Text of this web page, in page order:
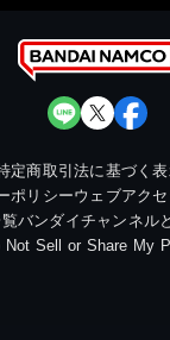
定商取引法に基づく
ポリシーウェブアク
バンダイチャンネル
Not Sell or Share My